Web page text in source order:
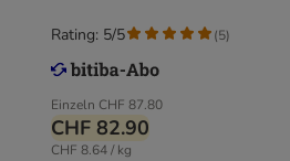
Einzeln CHF 87.80
CHF 82.90
CHF 8.64 / kg
Rating: 5/5 (5)